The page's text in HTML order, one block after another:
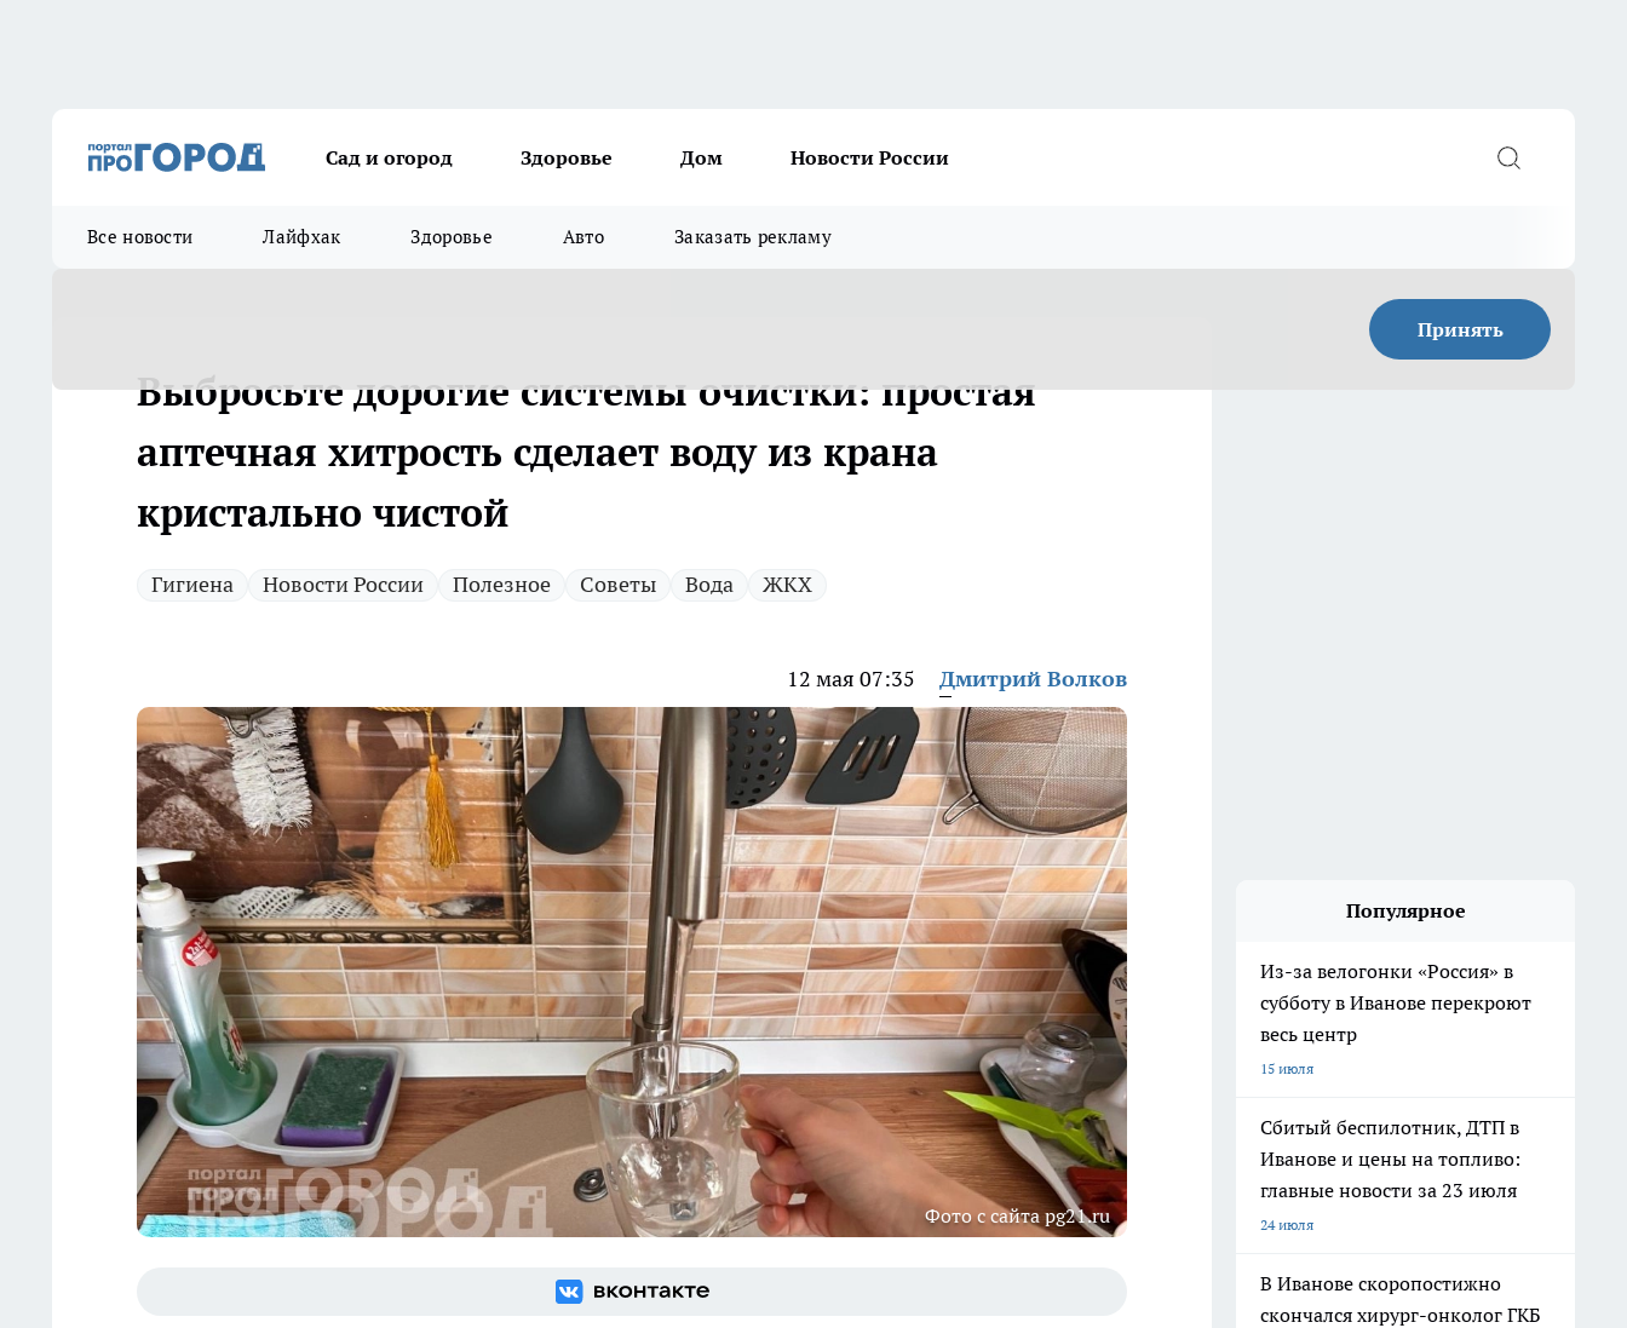
Сад и огород Здоровье Дом Новости России
Все новости Лайфхак Здоровье Авто Заказать рекламу
Принять
Выбросьте дорогие системы очистки: простая
аптечная хитрость сделает воду из крана
кристально чистой
Гигиена Новости России Полезное Советы Вода ЖКХ
12 мая 07:35 Дмитрий Волков
Фото с сайта pg21.ru
Популярное
Из-за велогонки «Россия» в
субботу в Иванове перекроют
весь центр
15 июля
Сбитый беспилотник, ДТП в
Иванове и цены на топливо:
главные новости за 23 июля
24 июля
В Иванове скоропостижно
скончался хирург-онколог ГКБ